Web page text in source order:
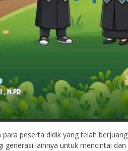
peserta didik yang telah berjuang
generasi lainnya untuk mencintai dan